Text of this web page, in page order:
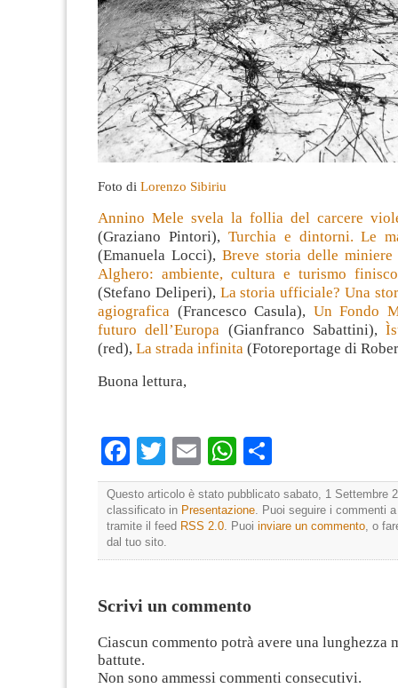
Foto di Lorenzo Sibiriu
Annino Mele svela la follia del carcere
(Graziano Pintori), Turchia e dintorni. Le
(Emanuela Locci), Breve storia delle miniere
Alghero: ambiente, cultura e turismo
(Stefano Deliperi), La storia ufficiale? Una
agiografica (Francesco Casula), Un Fondo
futuro dell’Europa (Gianfranco Sabattini),
(red), La strada infinita (Fotoreportage di
Buona lettura,
Facebook
TwitterEmailWhatsApp
Questo articolo è stato pubblicato sabato, 1 Settembre
classificato in Presentazione. Puoi seguire i commenti
tramite il feed RSS 2.0. Puoi inviare un commento, o
dal tuo sito.
Scrivi un commento
Ciascun commento potrà avere una lunghezza
battute.
Non sono ammessi commenti consecutivi.